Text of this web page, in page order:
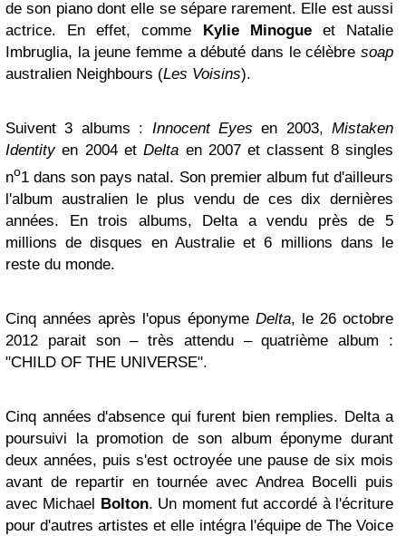
de son piano dont elle se sépare rarement. Elle est aussi
actrice. En effet, comme Kylie Minogueet Natalie
Imbruglia, la jeune femme a débuté dans le célèbre soap
australien Neighbours (Les Voisins).
Suivent 3 albums : Innocent Eyes en 2003, Mistaken
Identityen 2004 etDelta en 2007 et classent 8 singles
no1 dans son pays natal. Son premier album fut d'ailleurs
l'album australien le plus vendu de ces dix dernières
années. En trois albums, Delta a vendu près de 5
millions de disques en Australie et 6 millions dans le
reste du monde.
Cinq années après l'opus éponyme Delta, le 26 octobre
2012 parait son – très attendu – quatrième album :
"CHILD OF THE UNIVERSE".
Cinq années d'absence qui furent bien remplies. Delta a
poursuivi la promotion de son album éponyme durant
deux années, puis s'est octroyée une pause de six mois
avant de repartir en tournée avec Andrea Bocelli puis
avec Michael
Bolton. Un moment fut accordé à l'écriture
pour d'autres artistes et elle intégra l'équipe de The Voice